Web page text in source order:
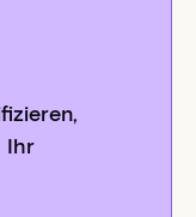
Ihr